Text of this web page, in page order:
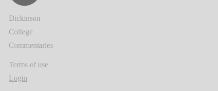
Dickinson
College
Commentaries
Terms of use
Login